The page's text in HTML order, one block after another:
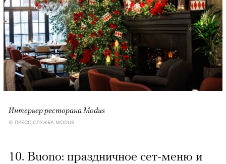
Интерьер ресторана Modus
© ПРЕСС-СЛУЖБА MODUS
10. Buono: праздничное сет-меню и